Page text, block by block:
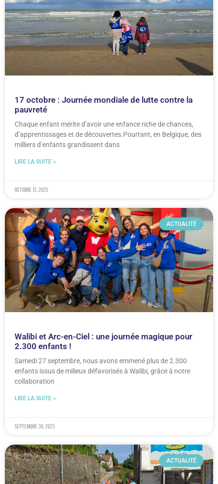
17 octobre : Journée mondiale de lutte contre la
pauvreté
Chaque enfant mérite d’avoir une enfance riche de chances,
d’apprentissages et de découvertes.Pourtant, en Belgique, des
milliers d’enfants grandissent dans
LIRE LA SUITE »
octobre 13, 2025
ACTUALITÉ
Walibi et Arc-en-Ciel : une journée magique pour
2.300 enfants !
Samedi 27 septembre, nous avons emmené plus de 2.300
enfants issus de milieux défavorisés à Walibi, grâce à notre
collaboration
LIRE LA SUITE »
septembre 30, 2025
ACTUALITÉ